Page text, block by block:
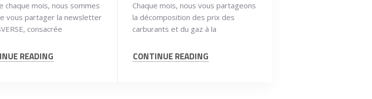
chaque mois, nous sommes
vous partager la newsletter
consacrée
READING
Chaque mois, nous vous partageons
la décomposition des prix des
carburants et du gaz à la
CONTINUE READING